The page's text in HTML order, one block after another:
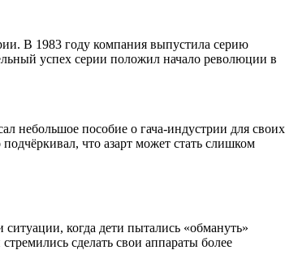
В 1983 году компания выпустила серию
успех серии положил начало революции в
небольшое пособие о гача-индустрии для своих
что азарт может стать слишком
когда дети пытались «обмануть»
сделать свои аппараты более